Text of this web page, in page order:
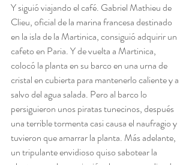
Y siguió viajando el café. Gabriel Mathieu de
Clieu, oficial de la marina francesa destinado
en la isla de la Martinica, consiguió adquirir un
cafeto en Paria. Y de vuelta a Martinica,
colocó la planta en su barco en una urna de
cristal en cubierta para mantenerlo caliente y a
salvo del agua salada. Pero al barco lo
persiguieron unos piratas tunecinos, después
una terrible tormenta casi causa el naufragio y
tuvieron que amarrar la planta. Más adelante,
un tripulante envidioso quiso sabotear la